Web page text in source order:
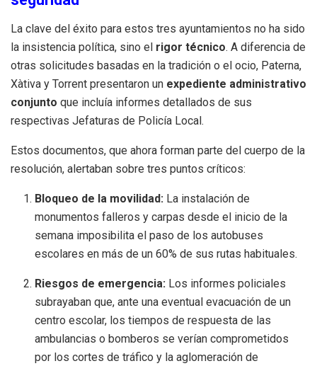
La clave del éxito para estos tres ayuntamientos no ha sido
la insistencia política, sino el rigor técnico. A diferencia de
otras solicitudes basadas en la tradición o el ocio, Paterna,
Xàtiva y Torrent presentaron un expediente administrativo
conjunto que incluía informes detallados de sus
respectivas Jefaturas de Policía Local.
Estos documentos, que ahora forman parte del cuerpo de la
resolución, alertaban sobre tres puntos críticos:
Bloqueo de la movilidad: La instalación de
monumentos falleros y carpas desde el inicio de la
semana imposibilita el paso de los autobuses
escolares en más de un 60% de sus rutas habituales.
Riesgos de emergencia: Los informes policiales
subrayaban que, ante una eventual evacuación de un
centro escolar, los tiempos de respuesta de las
ambulancias o bomberos se verían comprometidos
por los cortes de tráfico y la aglomeración de